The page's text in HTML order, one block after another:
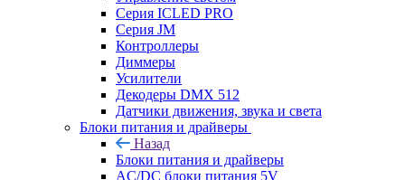
Серия ICLED PRO
Серия JM
Контроллеры
Диммеры
Усилители
Декодеры DMX 512
Датчики движения, звука и света
Блоки питания и драйверы
Назад
Блоки питания и драйверы
AC/DC блоки питания 5V